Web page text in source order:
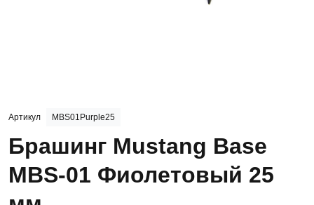
Артикул MBS01Purple25
Брашинг Mustang Base
MBS-01 Фиолетовый 25